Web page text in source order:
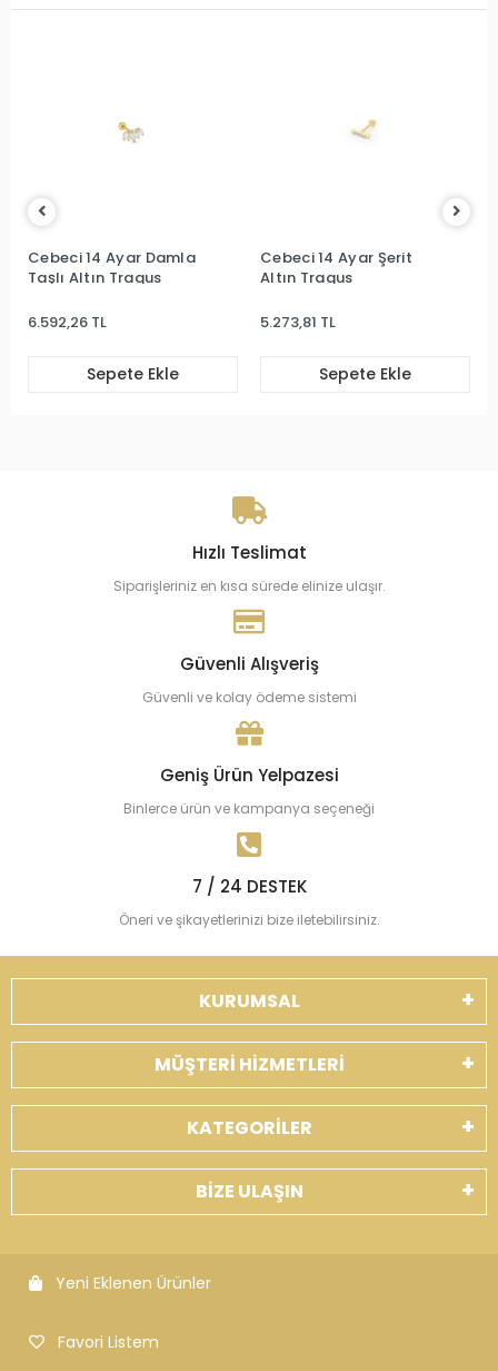
Cebeci 14 Ayar Damla
Taşlı Altın Tragus
6.592,26 TL
Sepete Ekle
Cebeci 14 Ayar Şerit
Altın Tragus
5.273,81 TL
Sepete Ekle
Hızlı Teslimat
Siparişleriniz en kısa sürede elinize ulaşır.
Güvenli Alışveriş
Güvenli ve kolay ödeme sistemi
Geniş Ürün Yelpazesi
Binlerce ürün ve kampanya seçeneği
7 / 24 DESTEK
Öneri ve şikayetlerinizi bize iletebilirsiniz.
KURUMSAL
MÜŞTERİ HİZMETLERİ
KATEGORİLER
BİZE ULAŞIN
Yeni Eklenen Ürünler
Favori Listem